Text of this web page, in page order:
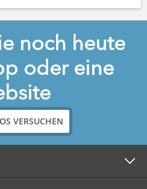
noch heute
oder eine
VERSUCHEN